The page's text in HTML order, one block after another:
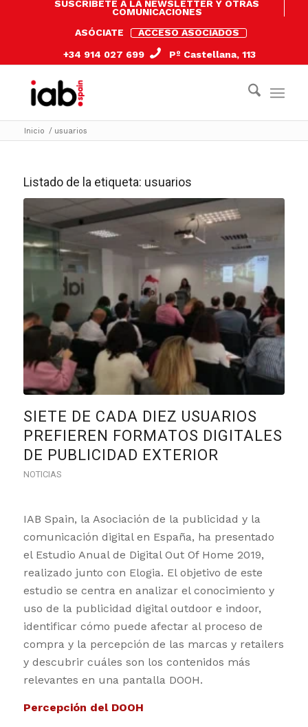
SUSCRÍBETE A LA NEWSLETTER Y OTRAS
COMUNICACIONES
ASÓCIATE
ACCESO ASOCIADOS
+34 914 027 699
Pº Castellana, 113
Inicio / usuarios
Listado de la etiqueta: usuarios
SIETE DE CADA DIEZ USUARIOS
PREFIEREN FORMATOS DIGITALES
DE PUBLICIDAD EXTERIOR
NOTICIAS
IAB Spain, la Asociación de la publicidad y la
comunicación digital en España, ha presentado
el Estudio Anual de Digital Out Of Home 2019,
realizado junto con Elogia. El objetivo de este
estudio se centra en analizar el conocimiento y
uso de la publicidad digital outdoor e indoor,
identificar cómo puede afectar al proceso de
compra y la percepción de las marcas y retailers
y descubrir cuáles son los contenidos más
relevantes en una pantalla DOOH.
Percepción del DOOH